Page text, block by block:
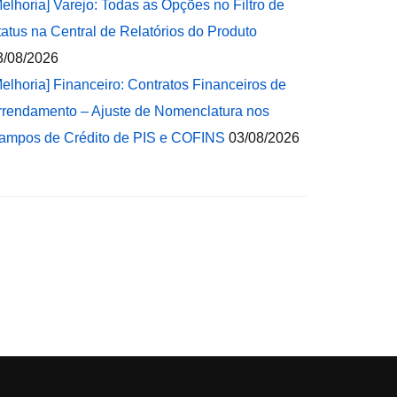
Varejo: Todas as Opções no Filtro de
na Central de Relatórios do Produto
08/2026
Financeiro: Contratos Financeiros de
– Ajuste de Nomenclatura nos
de Crédito de PIS e COFINS 03/08/2026